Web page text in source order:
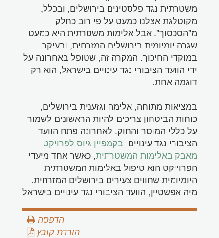
משטרתית נגד פלסטינים בירושלים, ובכלל,
מקוטלגת אצלנו כמעט על פי רוב כחלק
מ"הסכסוך". אבל אלימות משטרתית היא כמעט
שגרה יומיומית בירושלים המזרחית, ובעיקר
במוקדי החיכוך. המקרה זה, שטופל באחרונה על
ידי הוועד הציבורי נגד עינויים בישראל, הוא רק
דוגמה אחת.
במציאות מתוחה, אלימה וגזענית בירושלים,
כוחות הביטחון צריכים להיות הראשונים לשמור
על כללי המוסר והחוק. לאחרונה פתח הוועד
הציבורי נגד עינויים בקמפיין גיוס לפרויקט
מאבק באלימות המשטרתית, כאשר אחד מיעדי
הפרוייקט הוא טיפול באלימות המשטרתית
היומיומית שחווים צעירים בירושלים המזרחית.
מיה אפשטיין, הוועד הציבורי נגד עינויים בישראל
הדפסה
הורדת קובץ